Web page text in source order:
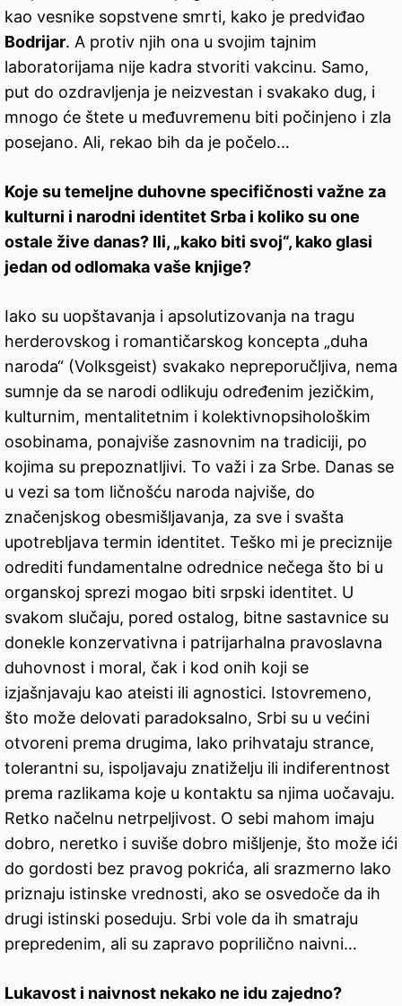
kao vesnike sopstvene smrti, kako je predviđao
Bodrijar. A protiv njih ona u svojim tajnim
laboratorijama nije kadra stvoriti vakcinu. Samo,
put do ozdravljenja je neizvestan i svakako dug, i
mnogo će štete u međuvremenu biti počinjeno i zla
posejano. Ali, rekao bih da je počelo…
Koje su temeljne duhovne specifičnosti važne za
kulturni i narodni identitet Srba i koliko su one
ostale žive danas? Ili, „kako biti svoj“, kako glasi
jedan od odlomaka vaše knjige?
Iako su uopštavanja i apsolutizovanja na tragu
herderovskog i romantičarskog koncepta „duha
naroda“ (Volksgeist) svakako nepreporučljiva, nema
sumnje da se narodi odlikuju određenim jezičkim,
kulturnim, mentalitetnim i kolektivnopsihološkim
osobinama, ponajviše zasnovnim na tradiciji, po
kojima su prepoznatljivi. To važi i za Srbe. Danas se
u vezi sa tom ličnošću naroda najviše, do
značenjskog obesmišljavanja, za sve i svašta
upotrebljava termin identitet. Teško mi je preciznije
odrediti fundamentalne odrednice nečega što bi u
organskoj sprezi mogao biti srpski identitet. U
svakom slučaju, pored ostalog, bitne sastavnice su
donekle konzervativna i patrijarhalna pravoslavna
duhovnost i moral, čak i kod onih koji se
izjašnjavaju kao ateisti ili agnostici. Istovremeno,
što može delovati paradoksalno, Srbi su u većini
otvoreni prema drugima, lako prihvataju strance,
tolerantni su, ispoljavaju znatiželju ili indiferentnost
prema razlikama koje u kontaktu sa njima uočavaju.
Retko načelnu netrpeljivost. O sebi mahom imaju
dobro, neretko i suviše dobro mišljenje, što može ići
do gordosti bez pravog pokrića, ali srazmerno lako
priznaju istinske vrednosti, ako se osvedoče da ih
drugi istinski poseduju. Srbi vole da ih smatraju
prepredenim, ali su zapravo poprilično naivni…
Lukavost i naivnost nekako ne idu zajedno?